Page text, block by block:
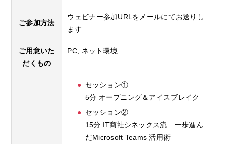
ご参加方法
ウェビナー参加URLをメールにてお送りし
ます
ご用意いた
だくもの
PC, ネット環境
セッション①
5分 オープニング＆アイスブレイク
セッション②
15分 IT商社シネックス流 一歩進ん
だMicrosoft Teams 活用術